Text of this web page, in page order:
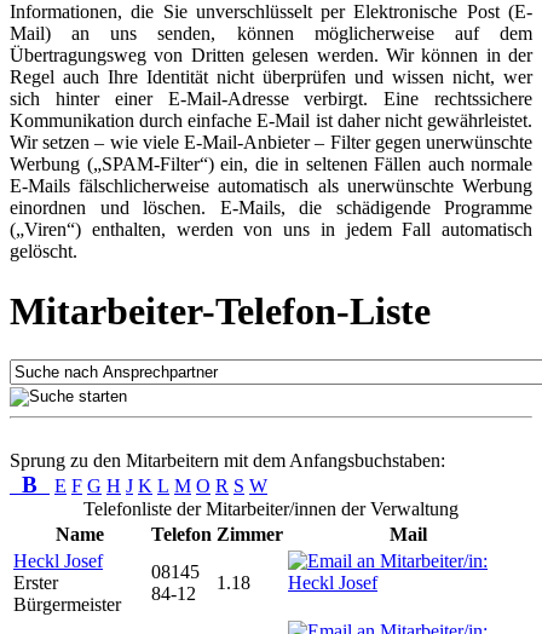
Informationen, die Sie unverschlüsselt per Elektronische Post (E-
Mail) an uns senden, können möglicherweise auf dem
Übertragungsweg von Dritten gelesen werden. Wir können in der
Regel auch Ihre Identität nicht überprüfen und wissen nicht, wer
sich hinter einer E-Mail-Adresse verbirgt. Eine rechtssichere
Kommunikation durch einfache E-Mail ist daher nicht gewährleistet.
Wir setzen – wie viele E-Mail-Anbieter – Filter gegen unerwünschte
Werbung („SPAM-Filter“) ein, die in seltenen Fällen auch normale
E-Mails fälschlicherweise automatisch als unerwünschte Werbung
einordnen und löschen. E-Mails, die schädigende Programme
(„Viren“) enthalten, werden von uns in jedem Fall automatisch
gelöscht.
Mitarbeiter-Telefon-Liste
Sprung zu den Mitarbeitern mit dem Anfangsbuchstaben:
B E F G H J K L M O R S W
Telefonliste der Mitarbeiter/innen der Verwaltung
Name
Telefon Zimmer
Mail
Heckl Josef
Erster
Bürgermeister
08145
84-12
1.18